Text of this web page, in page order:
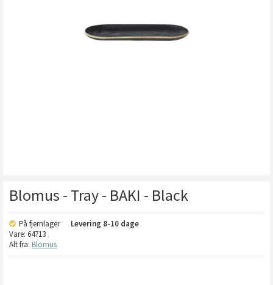
Blomus - Tray - BAKI - Black
På fjernlager Levering 8-10 dage
Vare: 64713
Alt fra: Blomus